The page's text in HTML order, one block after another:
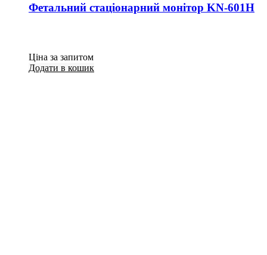
Фетальний стаціонарний монітор KN-601Н
Ціна за запитом
Додати в кошик